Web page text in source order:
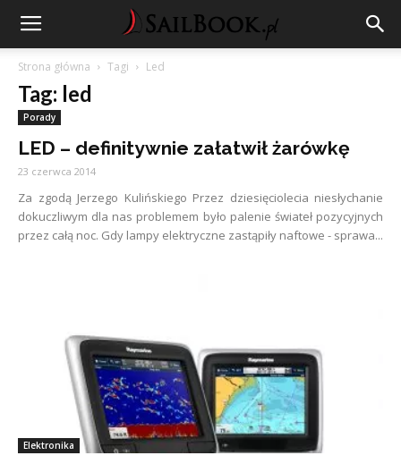
Strona główna Tagi Led
Tag: led
Porady
LED – definitywnie załatwił żarówkę
23 czerwca 2014
Za zgodą Jerzego Kulińskiego Przez dziesięciolecia niesłychanie
dokuczliwym dla nas problemem było palenie świateł pozycyjnych
przez całą noc. Gdy lampy elektryczne zastąpiły naftowe - sprawa...
Elektronika